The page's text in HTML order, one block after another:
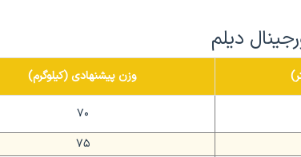
دیلم
وزن پیشنهادی (کیلوگرم)
70
75